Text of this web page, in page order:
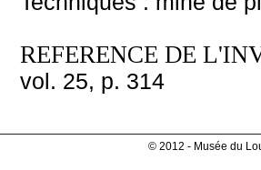
REFERENCE DE
vol. 25, p. 314
© 2012 - Musée du